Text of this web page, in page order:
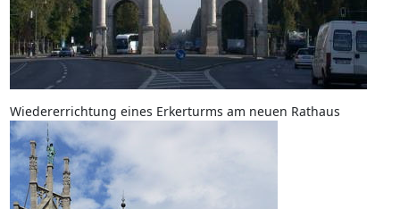
Wiedererrichtung eines Erkerturms am neuen Rathaus